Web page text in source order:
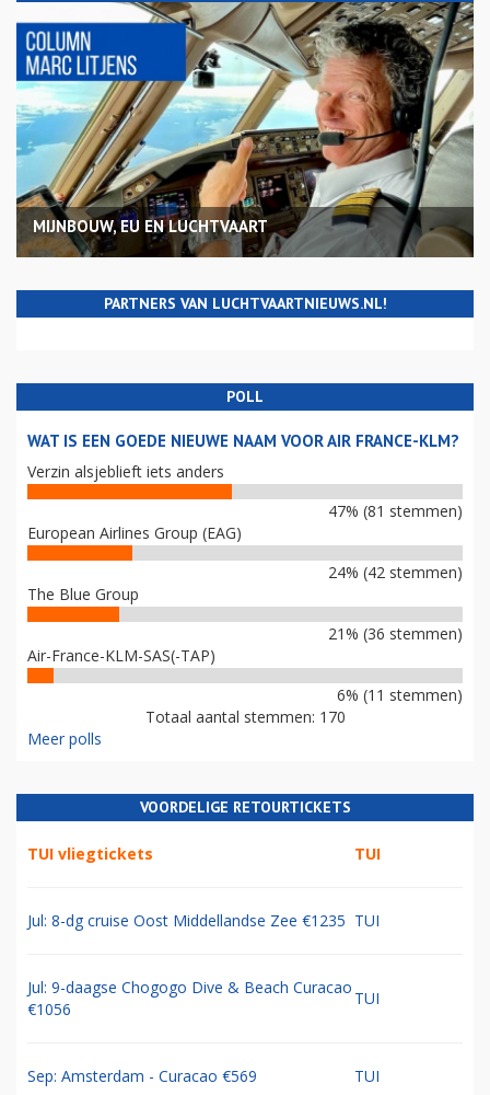
MIJNBOUW, EU EN LUCHTVAART
PARTNERS VAN LUCHTVAARTNIEUWS.NL!
POLL
WAT IS EEN GOEDE NIEUWE NAAM VOOR AIR FRANCE-KLM?
Verzin alsjeblieft iets anders
47% (81 stemmen)
European Airlines Group (EAG)
24% (42 stemmen)
The Blue Group
21% (36 stemmen)
Air-France-KLM-SAS(-TAP)
6% (11 stemmen)
Totaal aantal stemmen: 170
Meer polls
VOORDELIGE RETOURTICKETS
TUI vliegtickets TUI
Jul: 8-dg cruise Oost Middellandse Zee €1235 TUI
Jul: 9-daagse Chogogo Dive & Beach Curacao
€1056
TUI
Sep: Amsterdam - Curacao €569 TUI